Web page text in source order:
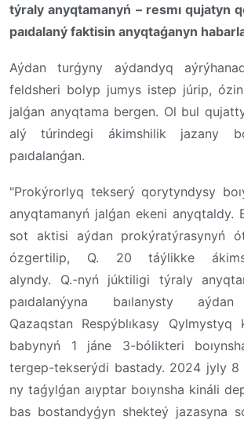
týraly anyqtamanyń – resmı qujatyn
paıdalaný faktisin anyqtaǵanyn
Aýdan turǵyny aýdandyq
feldsheri bolyp jumys istep júrip,
jalǵan anyqtama bergen. Ol bul
alý túrindegi ákimshilik jazany
paıdalanǵan.
"Prokýrorlyq tekserý qorytyndysy
anyqtamanyń jalǵan ekeni anyqtaldy.
sot aktisi aýdan prokýratýrasynyń
ózgertilip, Q. 20 táýlikke
alyndy. Q.-nyń júktiligi týraly
paıdalanýyna baılanysty
Qazaqstan Respýblıkasy
babynyń 1 jáne 3-bólikteri
tergep-tekserýdi bastady. 2024 jyly
ny taǵylǵan aıyptar boıynsha kináli
bas bostandyǵyn shekteý jazasyna